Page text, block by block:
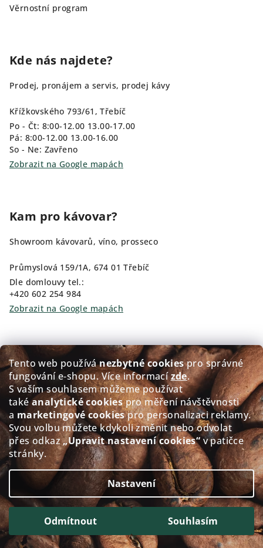
Tento web používánezbytné cookiespro správné
fungování e‑shopu. Více informacízde.
S vaším souhlasem můžeme používat
takéanalytické cookiespro měření návštěvnosti
a marketingové cookiespro personalizaci reklamy.
Svou volbu můžete kdykoli změnit nebo odvolat
přes odkaz„Upravit nastavení cookies“v patičce
stránky.
Nastavení
Odmítnout Souhlasím
Věrnostní program
Kde nás najdete?
Prodej, pronájem a servis, prodej kávy
Křížkovského 793/61, Třebíč
Po - Čt: 8:00-12.00 13.00-17.00
Pá: 8:00-12.00 13.00-16.00
So - Ne: Zavřeno
Zobrazit na Google mapách
Kam pro kávovar?
Showroom kávovarů, víno, prosseco
Průmyslová 159/1A, 674 01 Třebíč
Dle domlouvy tel.:
+420 602 254 984
Zobrazit na Google mapách
Kam pro kávu?
Prodej čerstvě pražené kávy GOLDEN Coffee
Přerovského 151/5, 674 01 Třebíč
Po - Pá: 8:00-12:00 12:30-17.30
So: 8:30-11.30
Ne: Zavřeno
Zobrazit na Google mapách
Copyright 2026alacaffé. Všechna práva vyhrazena.
Upravit nastavení cookies
Vytvořil Shoptet